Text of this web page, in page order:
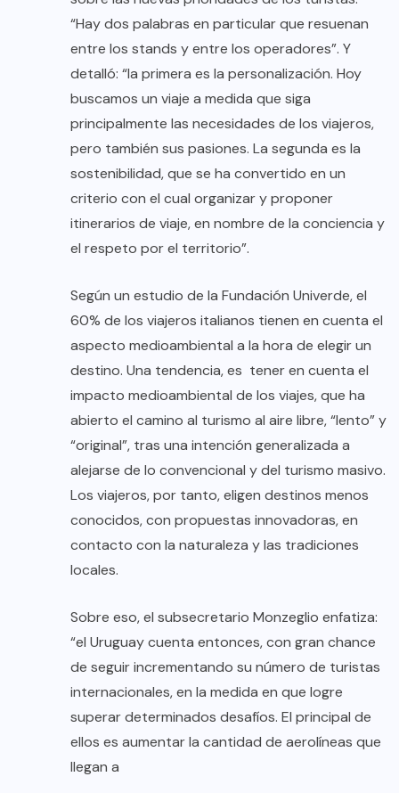
“Hay dos palabras en particular que resuenan
entre los stands y entre los operadores”. Y
detalló: “la primera es la personalización. Hoy
buscamos un viaje a medida que siga
principalmente las necesidades de los viajeros,
pero también sus pasiones. La segunda es la
sostenibilidad, que se ha convertido en un
criterio con el cual organizar y proponer
itinerarios de viaje, en nombre de la conciencia y
el respeto por el territorio”.
Según un estudio de la Fundación Univerde, el
60% de los viajeros italianos tienen en cuenta el
aspecto medioambiental a la hora de elegir un
destino. Una tendencia, es tener en cuenta el
impacto medioambiental de los viajes, que ha
abierto el camino al turismo al aire libre, “lento” y
“original”, tras una intención generalizada a
alejarse de lo convencional y del turismo masivo.
Los viajeros, por tanto, eligen destinos menos
conocidos, con propuestas innovadoras, en
contacto con la naturaleza y las tradiciones
locales.
Sobre eso, el subsecretario Monzeglio enfatiza:
“el Uruguay cuenta entonces, con gran chance
de seguir incrementando su número de turistas
internacionales, en la medida en que logre
superar determinados desafíos. El principal de
ellos es aumentar la cantidad de aerolíneas que
llegan a